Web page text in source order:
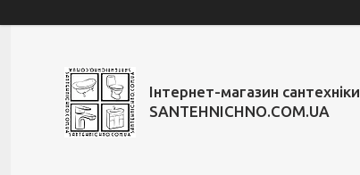
Інтернет-магазин сантехніки
SANTEHNICHNO.COM.UA